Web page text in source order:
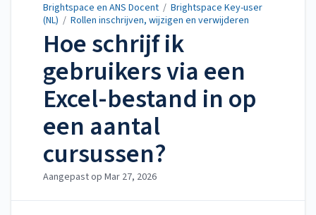
Brightspace en ANS Docent / Brightspace Key-user
(NL) / Rollen inschrijven, wijzigen en verwijderen
Hoe schrijf ik
gebruikers via een
Excel-bestand in op
een aantal
cursussen?
Aangepast op Mar 27, 2026